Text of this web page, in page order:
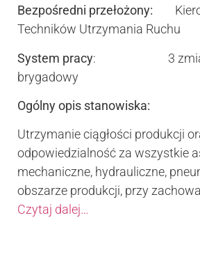
Bezpośredni przełożony:
Techników Utrzymania Ruchu
System pracy: 3
brygadowy
Ogólny opis stanowiska:
Utrzymanie ciągłości produkcji
odpowiedzialność za wszystkie
mechaniczne, hydrauliczne,
obszarze produkcji, przy
Czytaj dalej…